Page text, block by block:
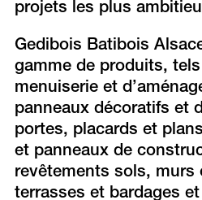
projets les plus
Gedibois Batibois
gamme de produits,
menuiserie et
panneaux décoratifs et
portes, placards et
et panneaux de
revêtements sols, murs
terrasses et bardages